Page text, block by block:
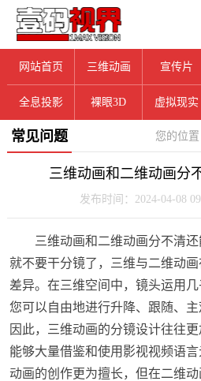
网站首页 三维动画 宣传片
全息投影 裸眼3D 虚拟现实
您的位置
常见问题
三维动画和二维动画分
发布时间：2024-04-08
三维动画和二维动画分不清
就不要干分镜了，三维与二维动
差异。在三维空间中，镜头运用几
您可以自由地进行升降、跟随、主
因此，三维动画的分镜设计往往
能够大量借鉴和使用影视视频语
动画的创作更为擅长，但在二维动